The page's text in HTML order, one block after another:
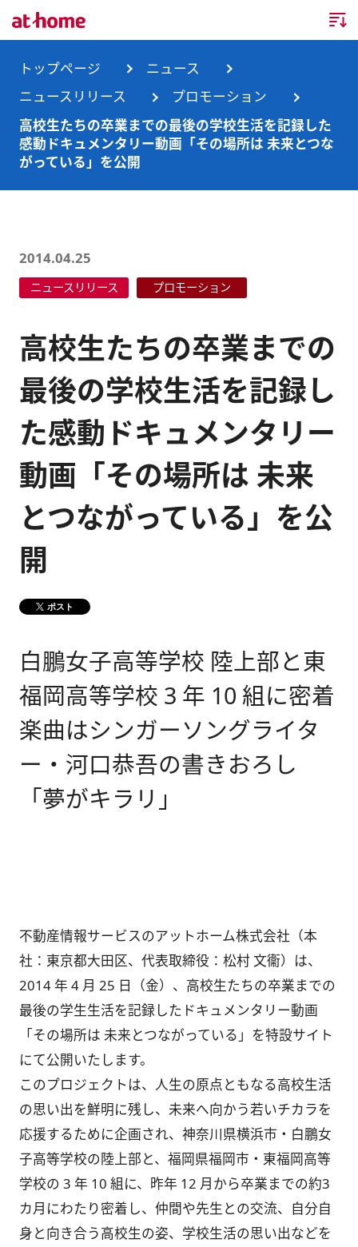
トップページ
企業情報
企業情報TOP
サステナビリティ
健康経営
DX戦略
CM・動画紹介
ニュース
ニュースTOP
ランキング
メディア掲載情報
事業内容
不動産業務支援サービス
新卒採用情報
障がい者採用情報
お問合せ
トップページ
ニュース
ニュースリリース
プロモーション
高校生たちの卒業までの最後の学校生活を記録した
感動ドキュメンタリー動画「その場所は 未来とつな
がっている」を公開
2014.04.25
ニュースリリース プロモーション
高校生たちの卒業までの
最後の学校生活を記録し
た感動ドキュメンタリー
動画「その場所は 未来
とつながっている」を公
開
ポスト
白鵬女子高等学校 陸上部と東
福岡高等学校 3 年 10 組に密着
楽曲はシンガーソングライタ
ー・河口恭吾の書きおろし
「夢がキラリ」
不動産情報サービスのアットホーム株式会社（本
社：東京都大田区、代表取締役：松村 文衞）は、
2014 年 4 月 25 日（金）、高校生たちの卒業までの
最後の学生生活を記録したドキュメンタリー動画
「その場所は 未来とつながっている」を特設サイト
にて公開いたします。
このプロジェクトは、人生の原点ともなる高校生活
の思い出を鮮明に残し、未来へ向かう若いチカラを
応援するために企画され、神奈川県横浜市・白鵬女
子高等学校の陸上部と、福岡県福岡市・東福岡高等
学校の 3 年 10 組に、昨年 12 月から卒業までの約3
カ月にわたり密着し、仲間や先生との交流、自分自
身と向き合う高校生の姿、学校生活の思い出などを